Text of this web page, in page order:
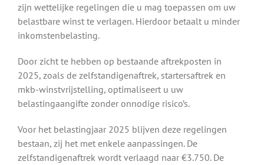
zijn wettelijke regelingen die u mag toepassen om uw
belastbare winst te verlagen. Hierdoor betaalt u minder
inkomstenbelasting.
Door zicht te hebben op bestaande aftrekposten in
2025, zoals de zelfstandigenaftrek, startersaftrek en
mkb-winstvrijstelling, optimaliseert u uw
belastingaangifte zonder onnodige risico’s.
Voor het belastingjaar 2025 blijven deze regelingen
bestaan, zij het met enkele aanpassingen. De
zelfstandigenaftrek wordt verlaagd naar €3.750. De